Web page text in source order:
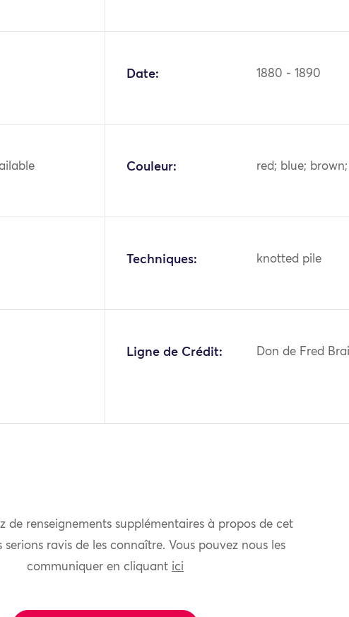
Date: 1880 - 1890
Couleur: red; blue;
Techniques: knotted pile
Ligne de Crédit: Don de Fred
de renseignements supplémentaires à propos de cet
ravis de les connaître. Vous pouvez nous les
communiquer en cliquant ici